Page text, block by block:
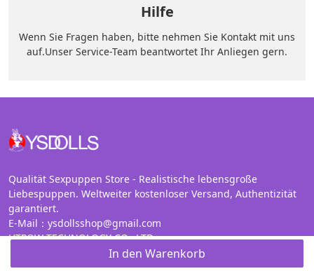
In den Warenkorb
Hilfe
Wenn Sie Fragen haben, bitte nehmen Sie Kontakt mit uns
auf.Unser Service-Team beantwortet Ihr Anliegen gern.
Qualität Sexpuppen Store - Realistische lebensgroße
Liebespuppen. Weltweiter kostenloser Versand, Authentizität
garantiert.
E-Mail：ysdollsshop@gmail.com
HTPOW TECHNOLOGY CO., LTD
7 Copperfield Road, Coventry, West Midlands, CV2 4AQ